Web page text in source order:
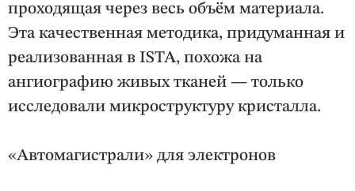
проходящая через весь объём материала.
Эта качественная методика, придуманная и
реализованная в ISTA, похожа на
ангиографию живых тканей — только
исследовали микроструктуру кристалла.
«Автомагистрали» для электронов